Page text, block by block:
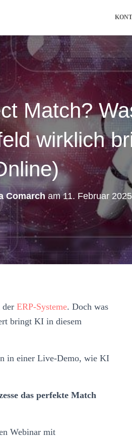
Match?
wirklich
Comarcham11. Februar 2025
ERP-Systeme. Doch was
bringt KI in diesem
in einer Live-Demo, wie KI
das perfekte Match
Webinar mit